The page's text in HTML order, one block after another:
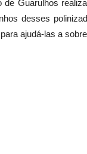
de Guarulhos
desses
ajudá-las a